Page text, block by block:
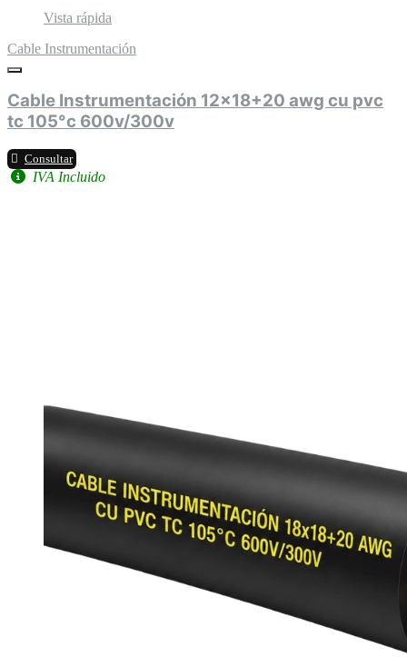
Vista rápida
Cable Instrumentación
Cable Instrumentación 12x18+20 awg cu pvc
tc 105°c 600v/300v
Consultar
IVA Incluido